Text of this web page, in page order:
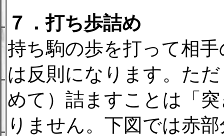
７．打ち歩詰め
持ち駒の歩を打って相
は反則になります。た
めて）詰ますことは「
りません。下図では赤